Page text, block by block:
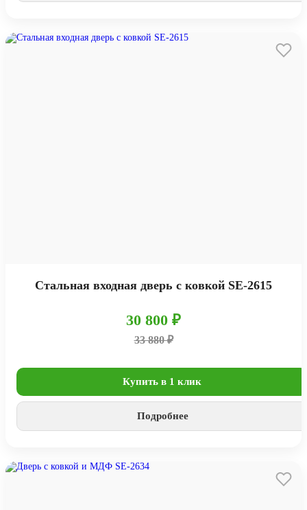
Стальная входная дверь с ковкой SE-2615
30 800 ₽
33 880 ₽
Купить в 1 клик
Подробнее